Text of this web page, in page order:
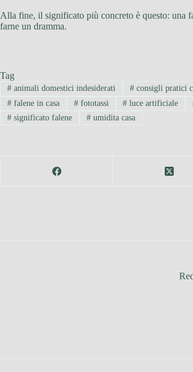
Alla fine, il significato più concreto è questo: una
farne un dramma.
Tag
#animali domestici indesiderati #consigli pratici
#falene in casa #fototassi # luce artificiale
#significato falene #umidita casa